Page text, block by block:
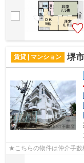
賃貸 | マンション 堺
★こちらの物件は仲介手